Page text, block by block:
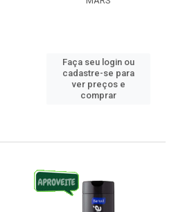
Faça seu login ou
cadastre-se para
ver preços e
comprar